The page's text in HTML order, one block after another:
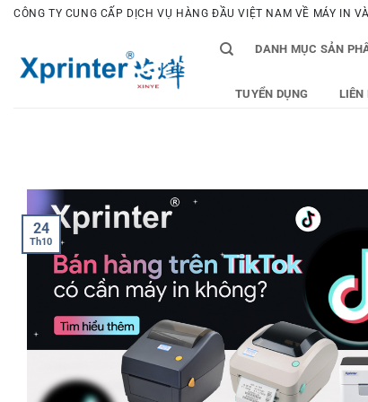
Bỏ
dung
CÔNG TY CUNG CẤP DỊCH VỤ HÀNG ĐẦU VIỆT NAM VỀ MÁY IN
DANH MỤC SẢN
TUYỂN DỤNG LIÊN
24
Th10